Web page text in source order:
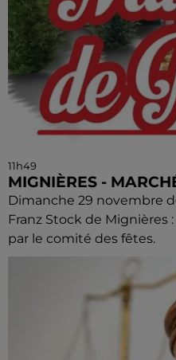
11h49
MIGNIÈRES -
Dimanche 29 novembre
Franz Stock de Mignières
par le comité des fêtes.